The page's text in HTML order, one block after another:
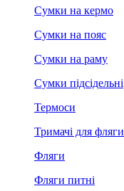
Сумки на кермо
Сумки на пояс
Сумки на раму
Сумки підсідельні
Термоси
Тримачі для фляги
Фляги
Фляги питні